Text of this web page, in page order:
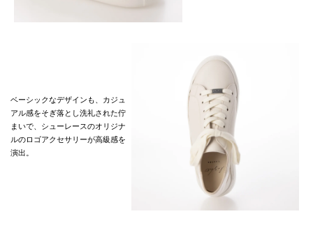
ベーシックなデザインも、カジュ
アル感をそぎ落とし洗礼された佇
まいで、シューレースのオリジナ
ルのロゴアクセサリーが高級感を
演出。